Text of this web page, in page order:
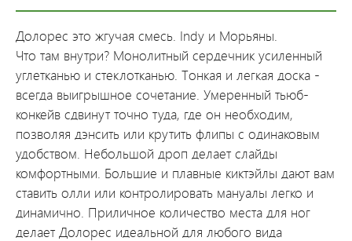
Долорес это жгучая смесь. Indy и Морьяны.
Что там внутри? Монолитный сердечник усиленный
углетканью и стеклотканью. Тонкая и легкая доска -
всегда выигрышное сочетание. Умеренный тьюб-
конкейв сдвинут точно туда, где он необходим,
позволяя дэнсить или крутить флипы с одинаковым
удобством. Небольшой дроп делает слайды
комфортными. Большие и плавные киктэйлы дают вам
ставить олли или контролировать мануалы легко и
динамично. Приличное количество места для ног
делает Долорес идеальной для любого вида